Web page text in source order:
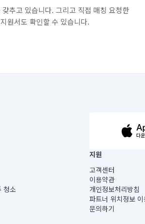
추고 있습니다. 그리고 직접 매칭 요청한
원서도 확인할 수 있습니다.
5-00019 |
5층
청소
지원
고객센터
이용약관
개인정보처리방침
파트너 위치정보
문의하기